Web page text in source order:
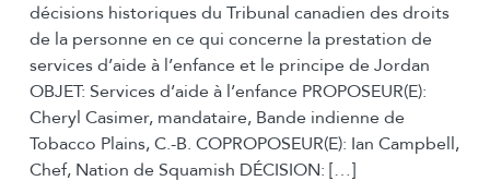
décisions historiques du Tribunal canadien des droits
de la personne en ce qui concerne la prestation de
services d’aide à l’enfance et le principe de Jordan
OBJET: Services d’aide à l’enfance PROPOSEUR(E):
Cheryl Casimer, mandataire, Bande indienne de
Tobacco Plains, C.-B. COPROPOSEUR(E): Ian Campbell,
Chef, Nation de Squamish DÉCISION: […]